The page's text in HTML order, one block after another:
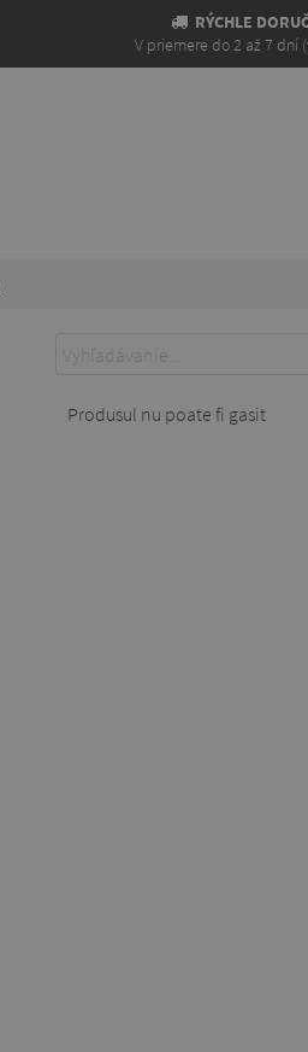
RÝCHLE
V priemere do 2 až 7 dní
Produsul nu poate fi gasit